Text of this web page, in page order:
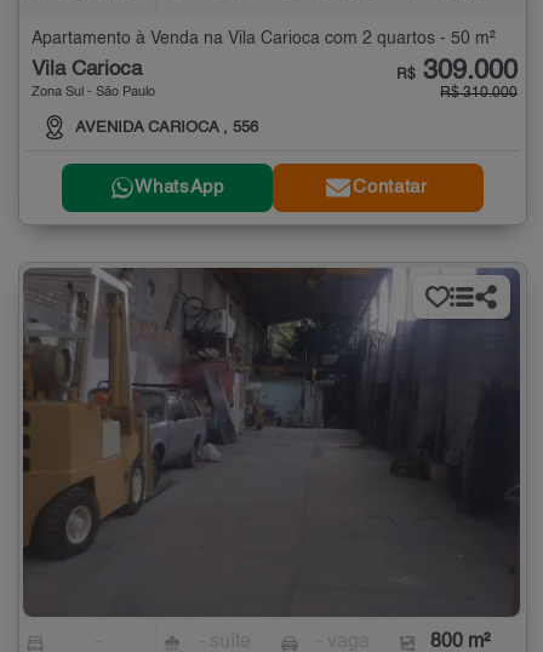
Apartamento à Venda na Vila Carioca com 2 quartos - 50 m²
Vila Carioca
Zona Sul - São Paulo
AVENIDA CARIOCA , 556
R$ 309.000
R$ 310.000
WhatsApp Contatar
800 m²